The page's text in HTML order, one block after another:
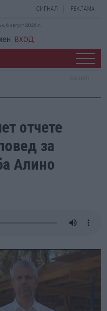
СИГНАЛ РЕКЛАМА
6 август 2026 г.
ВХОД
отчете
за
Алино